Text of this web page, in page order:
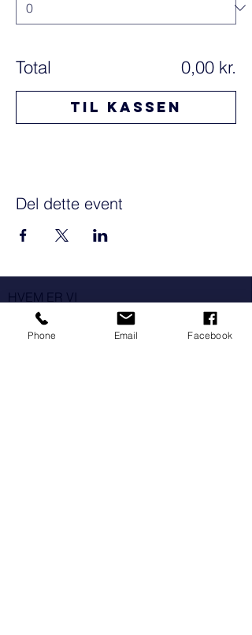
Total 0,00 kr.
Til kassen
Del dette event
HVEM ER VI
Phone Email Facebook